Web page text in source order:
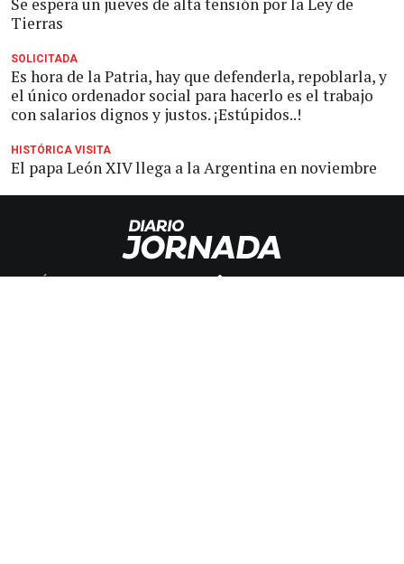
Tierras
SOLICITADA
Es hora de la Patria, hay que defenderla, repoblarla, y
el único ordenador social para hacerlo es el trabajo
con salarios dignos y justos. ¡Estúpidos..!
HISTÓRICA VISITA
El papa León XIV llega a la Argentina en noviembre
POLÍTICA
INICIO